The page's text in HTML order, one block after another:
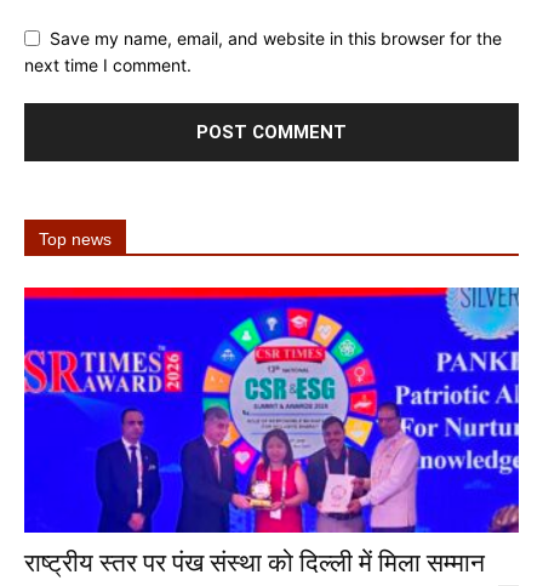
Save my name, email, and website in this browser for the
next time I comment.
Top news
राष्ट्रीय स्तर पर पंख संस्था को दिल्ली में मिला सम्मान